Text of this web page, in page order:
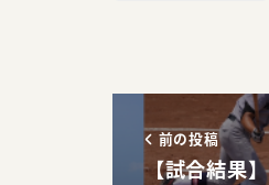
前の投稿
【試合結果